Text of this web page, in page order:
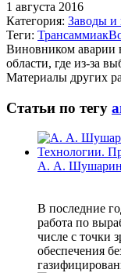
1 августа 2016
Категория: Заводы и
Теги: Трансаммиак
Виновником аварии
области, где из-за
Материалы других
Статьи по тегу
А. А.
В последние
работа по
числе с точки
обеспечения